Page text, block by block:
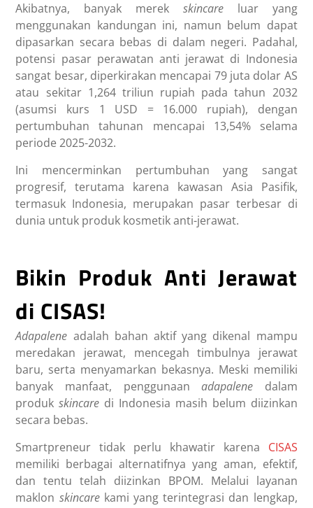
Akibatnya, banyak merek skincare luar yang
menggunakan kandungan ini, namun belum dapat
dipasarkan secara bebas di dalam negeri. Padahal,
potensi pasar perawatan anti jerawat di Indonesia
sangat besar, diperkirakan mencapai 79 juta dolar AS
atau sekitar 1,264 triliun rupiah pada tahun 2032
(asumsi kurs 1 USD = 16.000 rupiah), dengan
pertumbuhan tahunan mencapai 13,54% selama
periode 2025-2032.
Ini mencerminkan pertumbuhan yang sangat
progresif, terutama karena kawasan Asia Pasifik,
termasuk Indonesia, merupakan pasar terbesar di
dunia untuk produk kosmetik anti-jerawat.
Bikin Produk Anti Jerawat
di CISAS!
Adapalene adalah bahan aktif yang dikenal mampu
meredakan jerawat, mencegah timbulnya jerawat
baru, serta menyamarkan bekasnya. Meski memiliki
banyak manfaat, penggunaanadapalene dalam
produkskincare di Indonesia masih belum diizinkan
secara bebas.
Smartpreneur tidak perlu khawatir karena CISAS
memiliki berbagai alternatifnya yang aman, efektif,
dan tentu telah diizinkan BPOM. Melalui layanan
maklon skincare kami yang terintegrasi dan lengkap,